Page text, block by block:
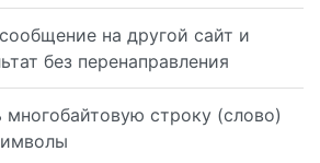
на другой сайт и
без перенаправления
многобайтовую строку (слово)